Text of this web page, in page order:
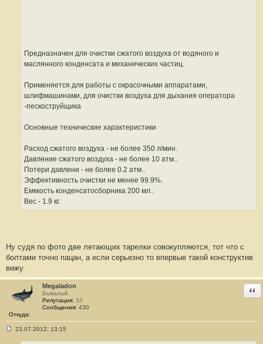
Предназначен для очистки сжатого воздуха от водяного и
маслянного конденсата и механических частиц.
Применяется для работы с окрасочными аппаратами,
шлифмашинами, для очистки воздуха для дыхания оператора
-пескоструйщика
Основные технические характеристики
Расход сжатого воздуха - не более 350 л/мин.
Давление сжатого воздуха - не более 10 атм..
Потери давлени - не более 0.2 атм..
Эффективность очистки не менее 99.9%.
Емккость конденсатосборника 200 мл..
Вес - 1.9 кг.
Ну судя по фото две летающих тарелки совокупляются, тот что с
болтами точно пацан, а если серьезно то впервые такой конструктив
вижу.
Megaladon
Бывалый
Репутация: 33
Сообщения: 430
Откуда:
23.07.2012, 13:15